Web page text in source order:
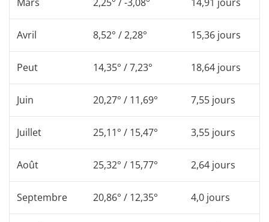
Avril 8,52° / 2,28° 15,36 jours
Peut 14,35° / 7,23° 18,64 jours
Juin 20,27° / 11,69° 7,55 jours
Juillet 25,11° / 15,47° 3,55 jours
Août 25,32° / 15,77° 2,64 jours
Septembre 20,86° / 12,35° 4,0 jours